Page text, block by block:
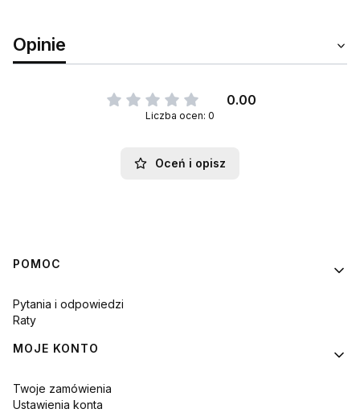
Opinie
0.00
Liczba ocen: 0
Oceń i opisz
Linki w stopce
POMOC
Pytania i odpowiedzi
Raty
MOJE KONTO
Twoje zamówienia
Ustawienia konta